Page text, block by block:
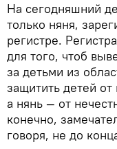
На сегодняшний
только няня,
регистре.
для того, чтоб
за детьми из
защитить детей
а нянь — от
конечно,
говоря, не до